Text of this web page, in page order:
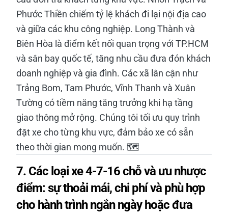
Phước Thiền chiếm tỷ lệ khách đi lại nội địa cao
và giữa các khu công nghiệp. Long Thành và
Biên Hòa là điểm kết nối quan trọng với TP.HCM
và sân bay quốc tế, tăng nhu cầu đưa đón khách
doanh nghiệp và gia đình. Các xã lân cận như
Trảng Bom, Tam Phước, Vĩnh Thanh và Xuân
Tường có tiềm năng tăng trưởng khi hạ tầng
giao thông mở rộng. Chúng tôi tối ưu quy trình
đặt xe cho từng khu vực, đảm bảo xe có sẵn
theo thời gian mong muốn. 🗺️
7. Các loại xe 4-7-16 chỗ và ưu nhược
điểm: sự thoải mái, chi phí và phù hợp
cho hành trình ngắn ngày hoặc đưa